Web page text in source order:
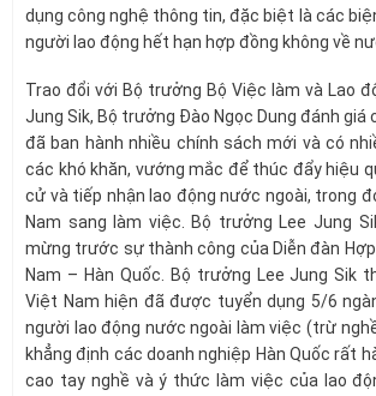
dụng công nghệ thông tin, đặc biệt là các
người lao động hết hạn hợp đồng không về
Trao đổi với Bộ trưởng Bộ Việc làm và Lao
Jung Sik, Bộ trưởng Đào Ngọc Dung đánh giá
đã ban hành nhiều chính sách mới và có
các khó khăn, vướng mắc để thúc đẩy hiệu
cử và tiếp nhận lao động nước ngoài, trong
Nam sang làm việc. Bộ trưởng Lee Jung
mừng trước sự thành công của Diễn đàn
Nam – Hàn Quốc. Bộ trưởng Lee Jung Sik
Việt Nam hiện đã được tuyển dụng 5/6
người lao động nước ngoài làm việc (trừ
khẳng định các doanh nghiệp Hàn Quốc rất
cao tay nghề và ý thức làm việc của lao